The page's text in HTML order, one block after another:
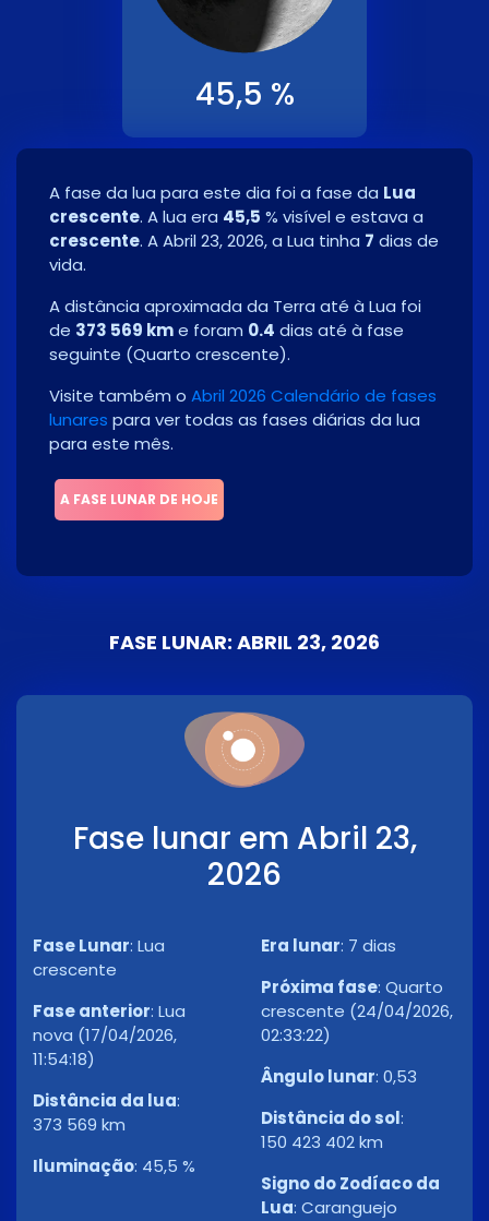
45,5 %
A fase da lua para este dia foi a fase da Lua
crescente. A lua era 45,5 % visível e estava a
crescente. AAbril 23, 2026, a Lua tinha 7 dias de
vida.
A distância aproximada da Terra até à Lua foi
de 373 569 kme foram 0.4 dias até à fase
seguinte (Quarto crescente).
Visite também o Abril 2026 Calendário de fases
lunares para ver todas as fases diárias da lua
para este mês.
A FASE LUNAR DE HOJE
FASE LUNAR: ABRIL 23, 2026
Fase lunar em Abril 23,
2026
Fase Lunar: Lua
crescente
Fase anterior: Lua
nova (17/04/2026,
11:54:18)
Distância da lua:
373 569 km
Iluminação: 45,5 %
Era lunar: 7 dias
Próxima fase: Quarto
crescente (24/04/2026,
02:33:22)
Ângulo lunar: 0,53
Distância do sol:
150 423 402 km
Signo do Zodíaco da
Lua: Caranguejo